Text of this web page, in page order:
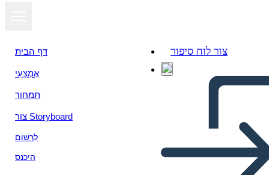
דף הבית
אֶמְצָעִי
תמחור
צור Storyboard
לִרְשׁוֹם
היכנס
צור לוח סיפור